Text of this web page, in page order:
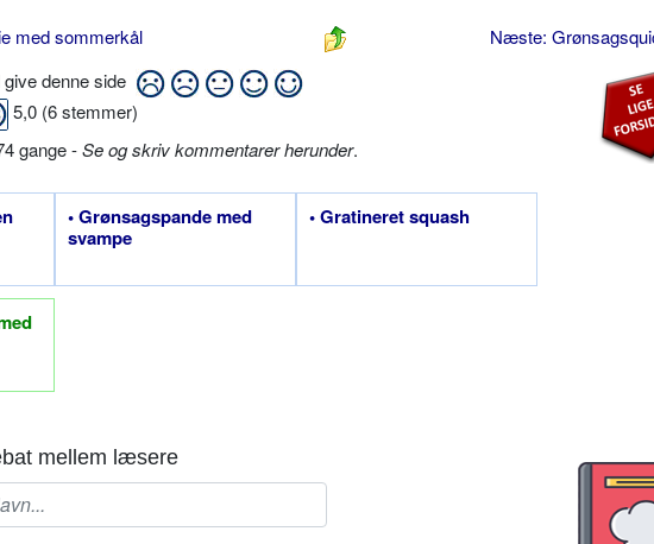
med sommerkål
Næste:
denne side
5,0 (6stemmer)
gange -Se og skriv kommentarer herunder.
• Grønsagspande med
svampe
• Gratineret squash
mellem læsere